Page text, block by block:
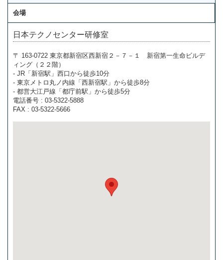
会場
日本テクノセンター研修室
〒 163-0722 東京都新宿区西新宿２－７－１ 新宿第一生命ビルデ
ィング（２２階）
- JR「新宿駅」西口から徒歩10分
- 東京メトロ丸ノ内線「西新宿駅」から徒歩8分
- 都営大江戸線「都庁前駅」から徒歩5分
電話番号 : 03-5322-5888
FAX : 03-5322-5666